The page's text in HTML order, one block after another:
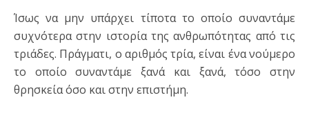
Ίσως να μην υπάρχει τίποτα το οποίο συναντάμε
συχνότερα στην ιστορία της ανθρωπότητας από τις
τριάδες. Πράγματι, ο αριθμός τρία, είναι ένα νούμερο
το οποίο συναντάμε ξανά και ξανά, τόσο στην
θρησκεία όσο και στην επιστήμη.